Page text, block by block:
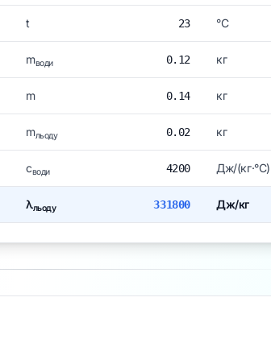
t 23 °C
mводи 0.12 кг
m 0.14 кг
mльоду 0.02 кг
cводи 4200 Дж/(кг·°C)
λльоду 331800 Дж/кг